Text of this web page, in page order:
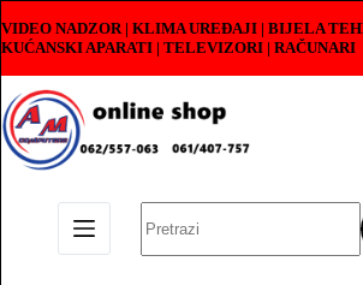
to
content
VIDEO NADZOR | KLIMA UREĐAJI | BIJELA
KUĆANSKI APARATI | TELEVIZORI | RAČUNARI
results